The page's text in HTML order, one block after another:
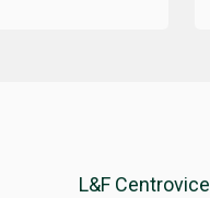
L&F Centrovice